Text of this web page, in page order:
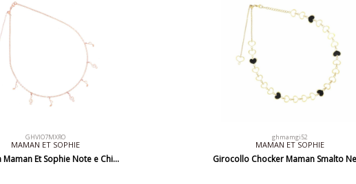
GHVIO7MXRO
MAMAN ET SOPHIE
Maman Et Sophie Note e Chi…
ghmamgi52
MAMAN ET SOPHIE
Girocollo Chocker Maman Smalto